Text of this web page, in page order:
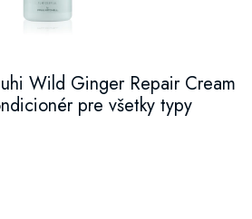
Wild Ginger Repair Cream
pre všetky typy